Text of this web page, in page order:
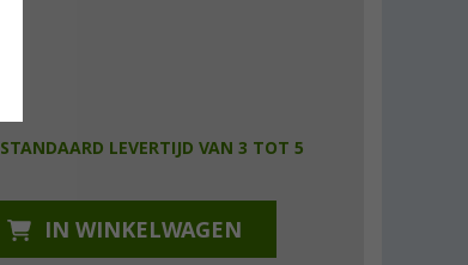
STANDAARD LEVERTIJD VAN 3 TOT 5
IN WINKELWAGEN